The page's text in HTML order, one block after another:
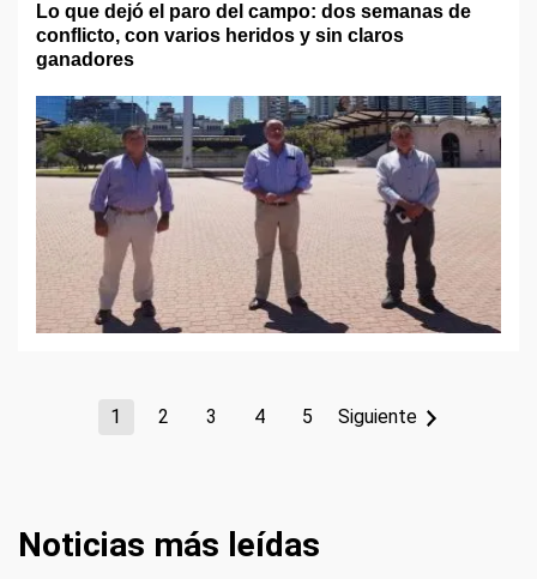
Lo que dejó el paro del campo: dos semanas de
conflicto, con varios heridos y sin claros
ganadores
1 2 3 4 5 Siguiente
Noticias más leídas